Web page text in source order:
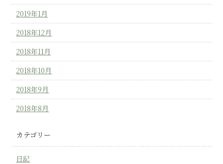
2019年1月
2018年12月
2018年11月
2018年10月
2018年9月
2018年8月
カテゴリー
日記